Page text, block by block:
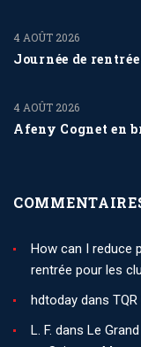
Journée de
4 AOÛT 2026
Afeny Cognet en
4 AOÛT 2026
How can I reduce
rentrée pour les
hdtoday dans
L. F. dans Le